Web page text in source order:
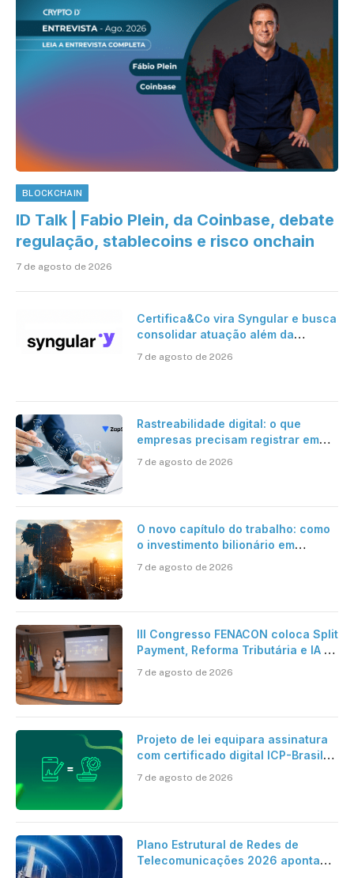
BLOCKCHAIN
ID Talk | Fabio Plein, da Coinbase, debate
regulação, stablecoins e risco onchain
7 de agosto de 2026
Certifica&Co vira Syngular e busca
consolidar atuação além da
7 de agosto de 2026
Rastreabilidade digital: o que
empresas precisam registrar em
7 de agosto de 2026
O novo capítulo do trabalho: como
o investimento bilionário em
verdadeira era da inteligência
7 de agosto de 2026
III Congresso FENACON coloca Split
Payment, Reforma Tributária e IA no
7 de agosto de 2026
Projeto de lei equipara assinatura
com certificado digital ICP-Brasil
cartório
7 de agosto de 2026
Plano Estrutural de Redes de
Telecomunicações 2026 aponta